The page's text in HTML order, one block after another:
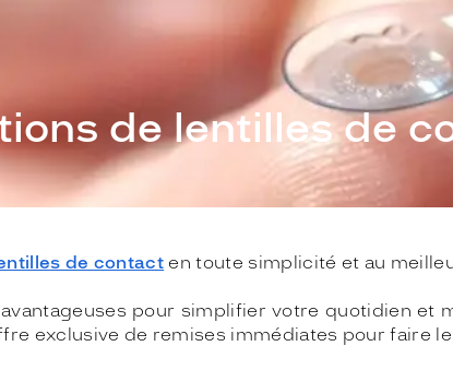
de lentilles de
de contact en toute simplicité et au
pour simplifier votre quotidien
exclusive de remises immédiates pour faire